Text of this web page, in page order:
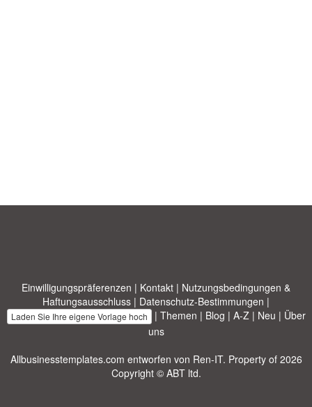
Einwilligungspräferenzen | Kontakt | Nutzungsbedingungen &
Haftungsausschluss | Datenschutz-Bestimmungen |
Laden Sie Ihre eigene Vorlage hoch | Themen | Blog | A-Z | Neu | Über
uns
Allbusinesstemplates.com entworfen von Ren-IT. Property of 2026
Copyright © ABT ltd.